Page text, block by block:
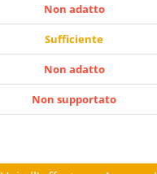
Non adatto
Sufficiente
Non adatto
Non supportato